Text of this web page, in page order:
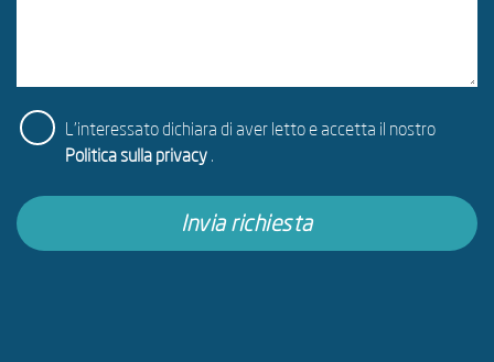
L'interessato dichiara di aver letto e accetta il nostro
Politica sulla privacy .
Invia richiesta